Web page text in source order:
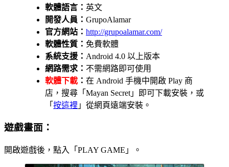
軟體語言： 英文
開發人員： GrupoAlamar
官方網站： http://grupoalamar.com/
軟體性質： 免費軟體
系統支援： Android 4.0 以上版本
網路需求： 不需網路即可使用
軟體下載 ： 在 Android 手機中開啟 Play 商
店，搜尋「Mayan Secret」即可下載安裝，或
「 按這裡 」從網頁遠端安裝。
遊戲畫面：
開啟遊戲後，點入「PLAY GAME」。